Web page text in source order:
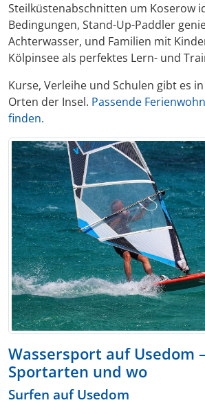
Steilküstenabschnitten um Koserow
Bedingungen, Stand-Up-Paddler
Achterwasser, und Familien mit
Kölpinsee als perfektes Lern- und
Kurse, Verleihe und Schulen gibt es
Orten der Insel. Passende
finden.
Wassersport auf Usedom
Sportarten und wo
Surfen auf Usedom